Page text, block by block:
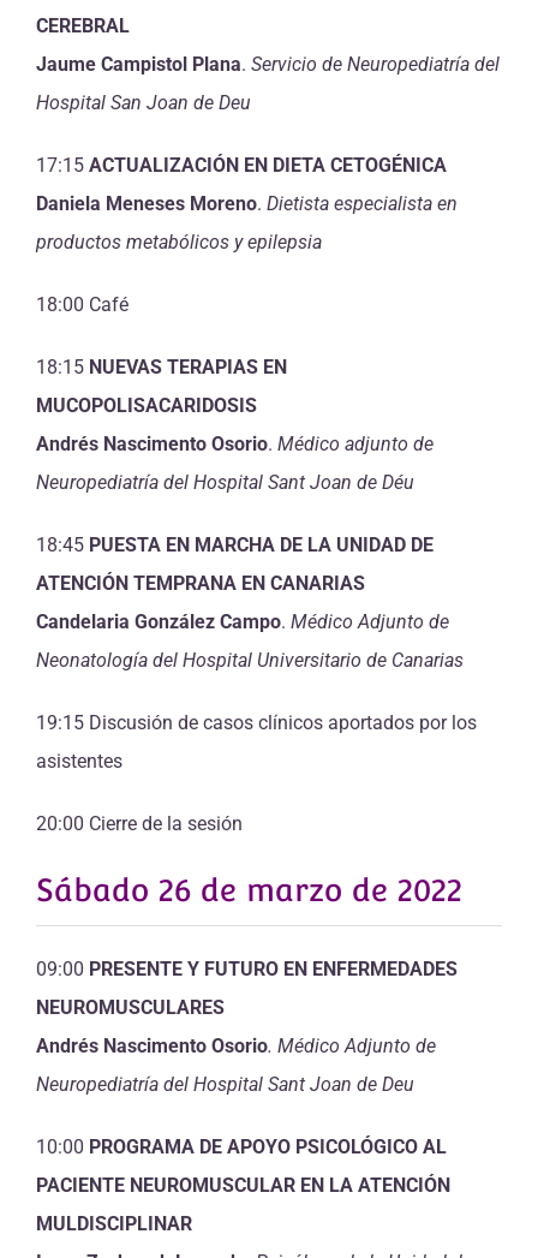
CEREBRAL
Jaume Campistol Plana. Servicio de Neuropediatría del
Hospital San Joan de Deu
17:15 ACTUALIZACIÓN EN DIETA CETOGÉNICA
Daniela Meneses Moreno. Dietista especialista en
productos metabólicos y epilepsia
18:00 Café
18:15 NUEVAS TERAPIAS EN
MUCOPOLISACARIDOSIS
Andrés Nascimento Osorio. Médico adjunto de
Neuropediatría del Hospital Sant Joan de Déu
18:45 PUESTA EN MARCHA DE LA UNIDAD DE
ATENCIÓN TEMPRANA EN CANARIAS
Candelaria González Campo. Médico Adjunto de
Neonatología del Hospital Universitario de Canarias
19:15 Discusión de casos clínicos aportados por los
asistentes
20:00 Cierre de la sesión
Sábado 26 de marzo de 2022
09:00 PRESENTE Y FUTURO EN ENFERMEDADES
NEUROMUSCULARES
Andrés Nascimento Osorio. Médico Adjunto de
Neuropediatría del Hospital Sant Joan de Deu
10:00 PROGRAMA DE APOYO PSICOLÓGICO AL
PACIENTE NEUROMUSCULAR EN LA ATENCIÓN
MULDISCIPLINAR